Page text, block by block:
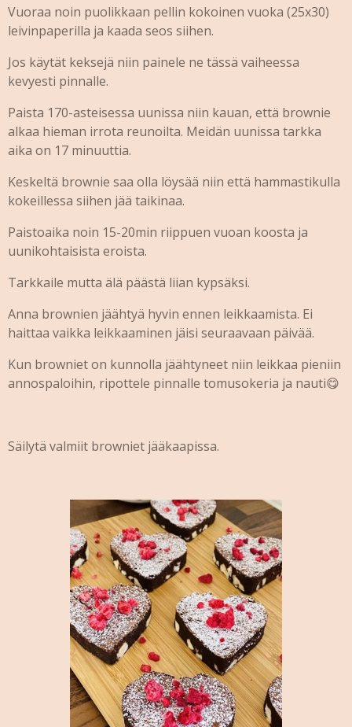
Vuoraa noin puolikkaan pellin kokoinen vuoka (25x30)
leivinpaperilla ja kaada seos siihen.
Jos käytät keksejä niin painele ne tässä vaiheessa
kevyesti pinnalle.
Paista 170-asteisessa uunissa niin kauan, että brownie
alkaa hieman irrota reunoilta. Meidän uunissa tarkka
aika on 17 minuuttia.
Keskeltä brownie saa olla löysää niin että hammastikulla
kokeillessa siihen jää taikinaa.
Paistoaika noin 15-20min riippuen vuoan koosta ja
uunikohtaisista eroista.
Tarkkaile mutta älä päästä liian kypsäksi.
Anna brownien jäähtyä hyvin ennen leikkaamista. Ei
haittaa vaikka leikkaaminen jäisi seuraavaan päivää.
Kun browniet on kunnolla jäähtyneet niin leikkaa pieniin
annospaloihin, ripottele pinnalle tomusokeria ja nauti😋
Säilytä valmiit browniet jääkaapissa.